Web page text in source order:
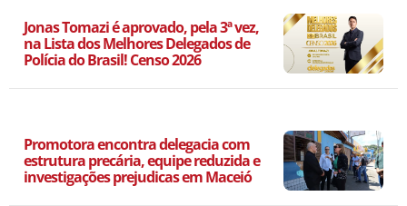
Jonas Tomazi é aprovado, pela 3ª vez,
na Lista dos Melhores Delegados de
Polícia do Brasil! Censo 2026
Promotora encontra delegacia com
estrutura precária, equipe reduzida e
investigações prejudicas em Maceió